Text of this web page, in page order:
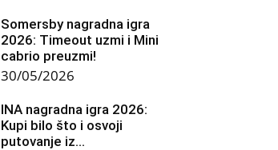
Somersby nagradna igra
2026: Timeout uzmi i Mini
cabrio preuzmi!
30/05/2026
INA nagradna igra 2026:
Kupi bilo što i osvoji
putovanje iz...